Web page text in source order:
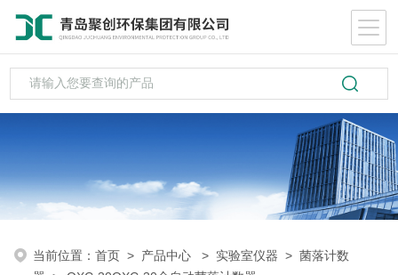
当前位置：首页 > 产品中心 > 实验室仪器 >菌落计数